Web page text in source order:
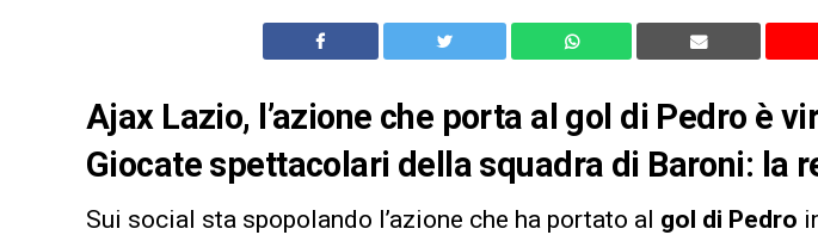
Ajax Lazio, l’azione che porta al gol di Pedro è
Giocate spettacolari della squadra di Baroni: la
Sui social sta spopolando l’azione che ha portato al gol di Pedro